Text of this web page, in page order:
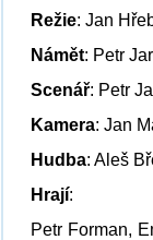
Režie: Jan
Námět: Petr
Scenář: Petr
Kamera: Jan
Hudba: Aleš
Hrají:
Petr Forman,